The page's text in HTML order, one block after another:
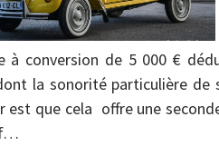
à conversion de 5 000 €
la sonorité particulière
est que cela offre une